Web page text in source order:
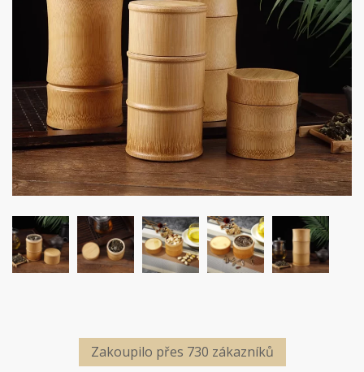
Zakoupilo přes 730 zákazníků